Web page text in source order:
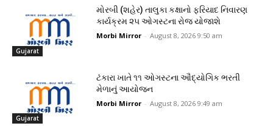
Gujarat
મોરબી (શહેર) તાલુકા કક્ષાનો ફરિયાદ નિવારણ
કાર્યક્રમ ૨૫ ઓગસ્ટના રોજ યોજાશે
Morbi Mirror - August 8, 2026 9:50 am
Gujarat
ટંકારા ખાતે ૧૧ ઓગસ્ટના ઔદ્યોગિક ભરતી
મેળાનું આયોજન
Morbi Mirror - August 8, 2026 9:49 am